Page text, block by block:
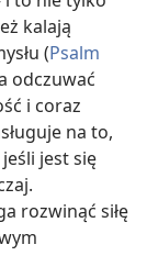
kalają
(Psalm
odczuwać
i coraz
na to,
jest się
rozwinąć siłę